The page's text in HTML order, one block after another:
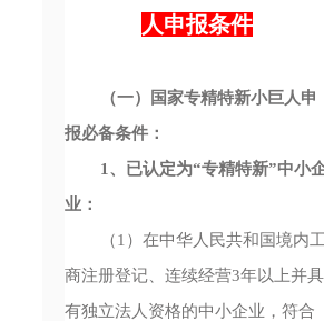
人申报条件
（一）国家专精特新小巨人申
报必备条件：
1、已认定为“专精特新”中小
业：
（1）在中华人民共和国境内工
商注册登记、连续经营3年以上并具
有独立法人资格的中小企业，符合